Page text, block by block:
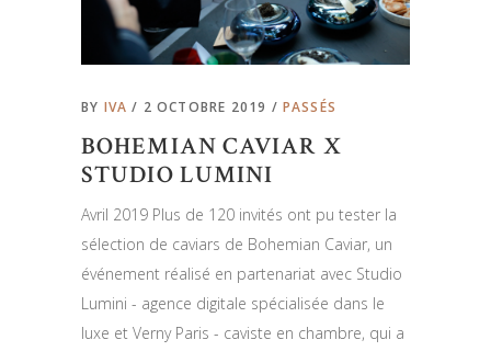
BY IVA 2 OCTOBRE 2019 PASSÉS
BOHEMIAN CAVIAR X
STUDIO LUMINI
Avril 2019 Plus de 120 invités ont pu tester la
sélection de caviars de Bohemian Caviar, un
événement réalisé en partenariat avec Studio
Lumini - agence digitale spécialisée dans le
luxe et Verny Paris - caviste en chambre, qui a